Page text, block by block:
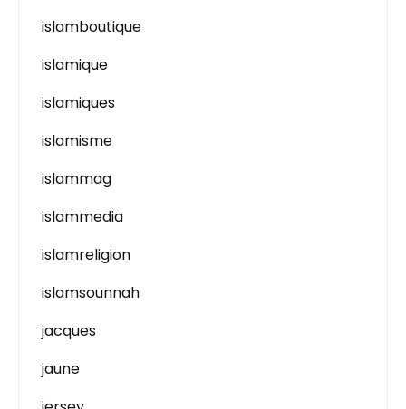
islamboutique
islamique
islamiques
islamisme
islammag
islammedia
islamreligion
islamsounnah
jacques
jaune